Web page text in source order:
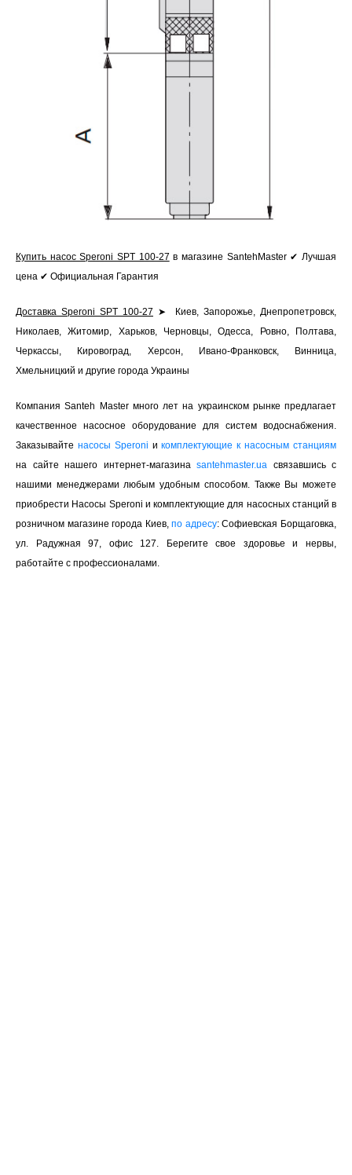
Купить насос Speroni SPT 100-27 в магазине SantehMaster ✔ Лучшая
цена ✔ Официальная Гарантия
Доставка Speroni SPT 100-27 ➤ Киев, Запорожье, Днепропетровск,
Николаев, Житомир, Харьков, Черновцы, Одесса, Ровно, Полтава,
Черкассы, Кировоград, Херсон, Ивано-Франковск, Винница,
Хмельницкий и другие города Украины
Компания Santeh Master много лет на украинском рынке предлагает
качественное насосное оборудование для систем водоснабжения.
Заказывайте насосы Speroni икомплектующие к насосным станциям
на сайте нашего интернет-магазина santehmaster.ua связавшись с
нашими менеджерами любым удобным способом. Также Вы можете
приобрести Насосы Speroni и комплектующие для насосных станций в
розничном магазине города Киев,по адресу: Софиевская Борщаговка,
ул. Радужная 97, офис 127. Берегите свое здоровье и нервы,
работайте с профессионалами.